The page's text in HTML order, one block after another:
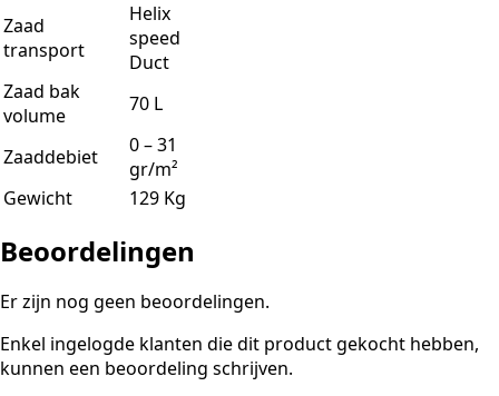
Zaad
transport
Helix
speed
Duct
Zaad bak
volume
70 L
Zaaddebiet
0 – 31
gr/m²
Gewicht
129 Kg
Beoordelingen
Er zijn nog geen beoordelingen.
Enkel ingelogde klanten die dit product gekocht hebben,
kunnen een beoordeling schrijven.